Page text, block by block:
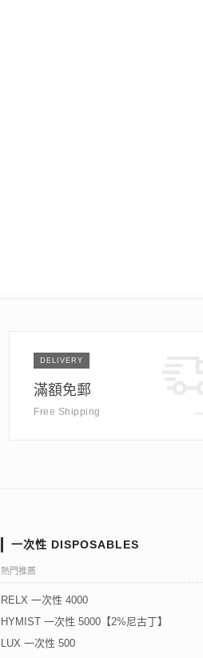
DELIVERY
滿額免郵
Free Shipping
一次性 DISPOSABLES
熱門推薦
RELX 一次性 4000
HYMIST 一次性 5000【2%尼古丁】
LUX 一次性 500